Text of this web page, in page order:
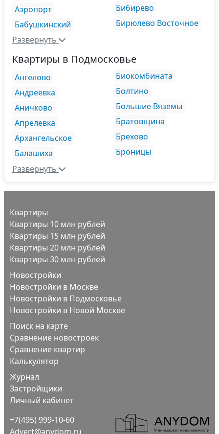
Аэропорт
Бабушкинский
Бибирево
Бирюлево Восточное
Развернуть
Квартиры в Подмосковье
Ангелово
Андреевка
Аничково
Апрелевка
Архангельское
Балашиха
Биокомбината
Болтино
Большие Вяземы
Братовщина
Брехово
Броницы
Развернуть
Квартиры
Квартиры 10 млн рублей
Квартиры 15 млн рублей
Квартиры 20 млн рублей
Квартиры 30 млн рублей
Новостройки
Новостройки в Москве
Новостройки в Подмосковье
Новостройки в Новой Москве
Поиск на карте
Сравнение новостроек
Сравнение квартир
Калькулятор
Журнал
Застройщики
Личный кабинет
+7(495) 999-10-60
Advert@anydom.ru